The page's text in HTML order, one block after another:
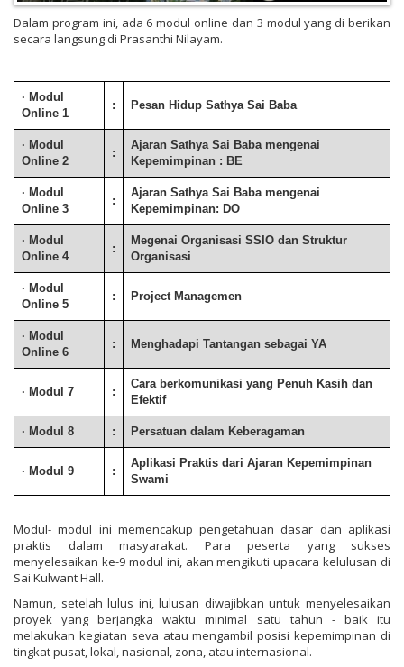
Dalam program ini, ada 6 modul online dan 3 modul yang di berikan
secara langsung di Prasanthi Nilayam.
· Modul
Online 1
: Pesan Hidup Sathya Sai Baba
· Modul
Online 2
:
Ajaran Sathya Sai Baba mengenai
Kepemimpinan : BE
· Modul
Online 3
:
Ajaran Sathya Sai Baba mengenai
Kepemimpinan: DO
· Modul
Online 4
:
Megenai Organisasi SSIO dan Struktur
Organisasi
· Modul
Online 5
: Project Managemen
· Modul
Online 6
: Menghadapi Tantangan sebagai YA
· Modul 7 :
Cara berkomunikasi yang Penuh Kasih dan
Efektif
· Modul 8 : Persatuan dalam Keberagaman
· Modul 9 :
Aplikasi Praktis dari Ajaran Kepemimpinan
Swami
Modul- modul ini memencakup ​pengetahuan dasar dan aplikasi
praktis dalam masyarakat. Para peserta yang sukses
menyelesaikan ke-9 modul ini, akan mengikuti upacara kelulusan di
Sai Kulwant Hall.
Namun, setelah lulus ini, lulusan diwajibkan untuk menyelesaikan
proyek yang berjangka waktu minimal satu tahun - baik itu
melakukan kegiatan seva atau mengambil posisi kepemimpinan di
tingkat pusat, lokal, nasional, zona, atau internasional.